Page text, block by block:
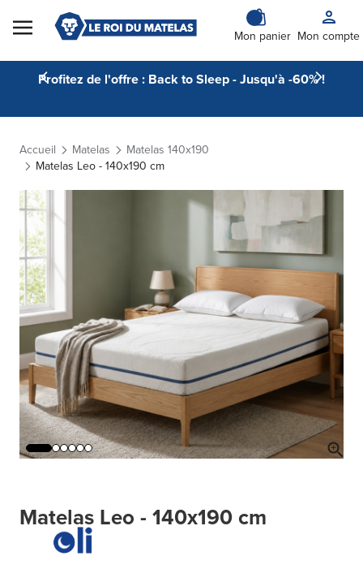
Skip to Content
Mon panier Mon compte
Profitez de l'offre : Back to Sleep - Jusqu'à -60% !
Accueil Matelas
Matelas 140x190
Matelas Leo - 140x190 cm
Matelas Leo - 140x190 cm